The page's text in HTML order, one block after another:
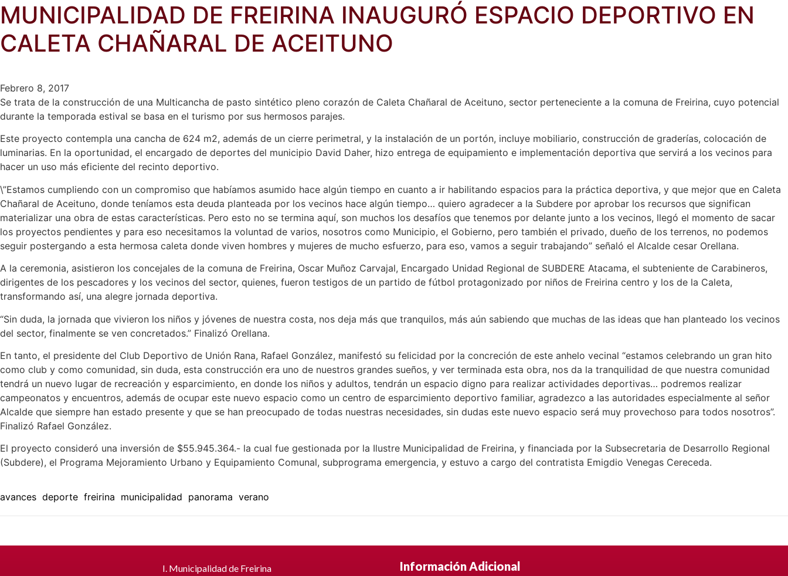
MUNICIPALIDAD DE FREIRINA INAUGURÓ ESPACIO DEPORTIVO EN
CALETA CHAÑARAL DE ACEITUNO
Febrero 8, 2017
Se trata de la construcción de una Multicancha de pasto sintético pleno corazón de Caleta Chañaral de Aceituno, sector perteneciente a la comuna de Freirina, cuyo potencial
durante la temporada estival se basa en el turismo por sus hermosos parajes.
Este proyecto contempla una cancha de 624 m2, además de un cierre perimetral, y la instalación de un portón, incluye mobiliario, construcción de graderías, colocación de
luminarias. En la oportunidad, el encargado de deportes del municipio David Daher, hizo entrega de equipamiento e implementación deportiva que servirá a los vecinos para
hacer un uso más eficiente del recinto deportivo.
\”Estamos cumpliendo con un compromiso que habíamos asumido hace algún tiempo en cuanto a ir habilitando espacios para la práctica deportiva, y que mejor que en Caleta
Chañaral de Aceituno, donde teníamos esta deuda planteada por los vecinos hace algún tiempo… quiero agradecer a la Subdere por aprobar los recursos que significan
materializar una obra de estas características. Pero esto no se termina aquí, son muchos los desafíos que tenemos por delante junto a los vecinos, llegó el momento de sacar
los proyectos pendientes y para eso necesitamos la voluntad de varios, nosotros como Municipio, el Gobierno, pero también el privado, dueño de los terrenos, no podemos
seguir postergando a esta hermosa caleta donde viven hombres y mujeres de mucho esfuerzo, para eso, vamos a seguir trabajando” señaló el Alcalde cesar Orellana.
A la ceremonia, asistieron los concejales de la comuna de Freirina, Oscar Muñoz Carvajal, Encargado Unidad Regional de SUBDERE Atacama, el subteniente de Carabineros,
dirigentes de los pescadores y los vecinos del sector, quienes, fueron testigos de un partido de fútbol protagonizado por niños de Freirina centro y los de la Caleta,
transformando así, una alegre jornada deportiva.
“Sin duda, la jornada que vivieron los niños y jóvenes de nuestra costa, nos deja más que tranquilos, más aún sabiendo que muchas de las ideas que han planteado los vecinos
del sector, finalmente se ven concretados.” Finalizó Orellana.
En tanto, el presidente del Club Deportivo de Unión Rana, Rafael González, manifestó su felicidad por la concreción de este anhelo vecinal “estamos celebrando un gran hito
como club y como comunidad, sin duda, esta construcción era uno de nuestros grandes sueños, y ver terminada esta obra, nos da la tranquilidad de que nuestra comunidad
tendrá un nuevo lugar de recreación y esparcimiento, en donde los niños y adultos, tendrán un espacio digno para realizar actividades deportivas… podremos realizar
campeonatos y encuentros, además de ocupar este nuevo espacio como un centro de esparcimiento deportivo familiar, agradezco a las autoridades especialmente al señor
Alcalde que siempre han estado presente y que se han preocupado de todas nuestras necesidades, sin dudas este nuevo espacio será muy provechoso para todos nosotros”.
Finalizó Rafael González.
El proyecto consideró una inversión de $55.945.364.- la cual fue gestionada por la Ilustre Municipalidad de Freirina, y financiada por la Subsecretaria de Desarrollo Regional
(Subdere), el Programa Mejoramiento Urbano y Equipamiento Comunal, subprograma emergencia, y estuvo a cargo del contratista Emigdio Venegas Cereceda.
avances deporte freirina municipalidad panorama verano
I. Municipalidad de Freirina Información Adicional